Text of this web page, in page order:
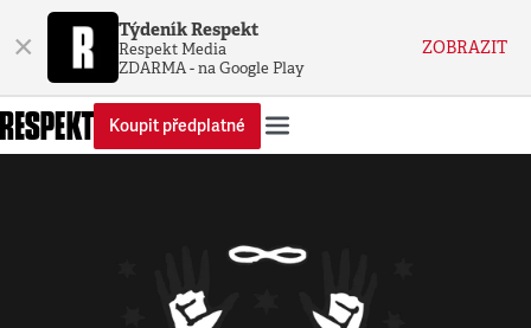
× Týdeník Respekt
Respekt Media
ZDARMA - na Google Play
ZOBRAZIT
Koupit předplatné